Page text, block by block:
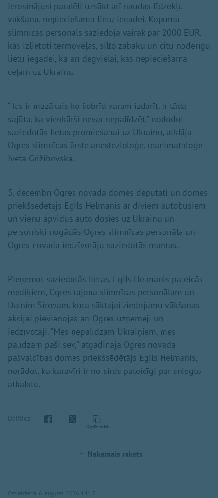
ierosinājusi paralēli uzsākt arī naudas līdzekļu
vākšanu, nepieciešamo lietu iegādei. Kopumā
slimnīcas personāls saziedoja vairāk par 2000 EUR,
kas izlietoti termoveļas, silto zābaku un citu noderīgu
lietu iegādei, kā arī degvielai, kas nepieciešama
ceļam uz Ukrainu.
“Tas ir mazākais ko šobrīd varam izdarīt. Ir tāda
sajūta, ka vienkārši nevar nepalīdzēt,” nododot
saziedotās lietas promiešanai uz Ukrainu, atklāja
Ogres slimnīcas ārste anestezioloģe, reanimatoloģe
Iveta Grižibovska.
5. decembrī Ogres novada domes deputāti un domes
priekšsēdētājs Egils Helmanis ar diviem autobusiem
un vienu apvidus auto dosies uz Ukrainu un
personiski nogādās Ogres slimnīcas personāla un
Ogres novada iedzīvotāju saziedotās mantas.
Pieņemot saziedotās lietas, Egils Helmanis pateicās
mediķiem, Ogres rajona slimnīcas personālam un
Dainim Širovam, kura sāktajai ziedojumu vākšanas
akcijai pievienojās arī Ogres uzņēmēji un
iedzīvotāji. “Mēs nepalīdzam Ukraiņiem, mēs
palīdzam paši sev,” atgādināja Ogres novada
pašvaldības domes priekšsēdētājs Egils Helmanis,
norādot, ka karavīri ir no sirds pateicīgi par sniegto
atbalstu.
Dalīties
Kopēt saiti
Nākamais raksts
Ceturtdiena, 6. augusts, 2026 14:17